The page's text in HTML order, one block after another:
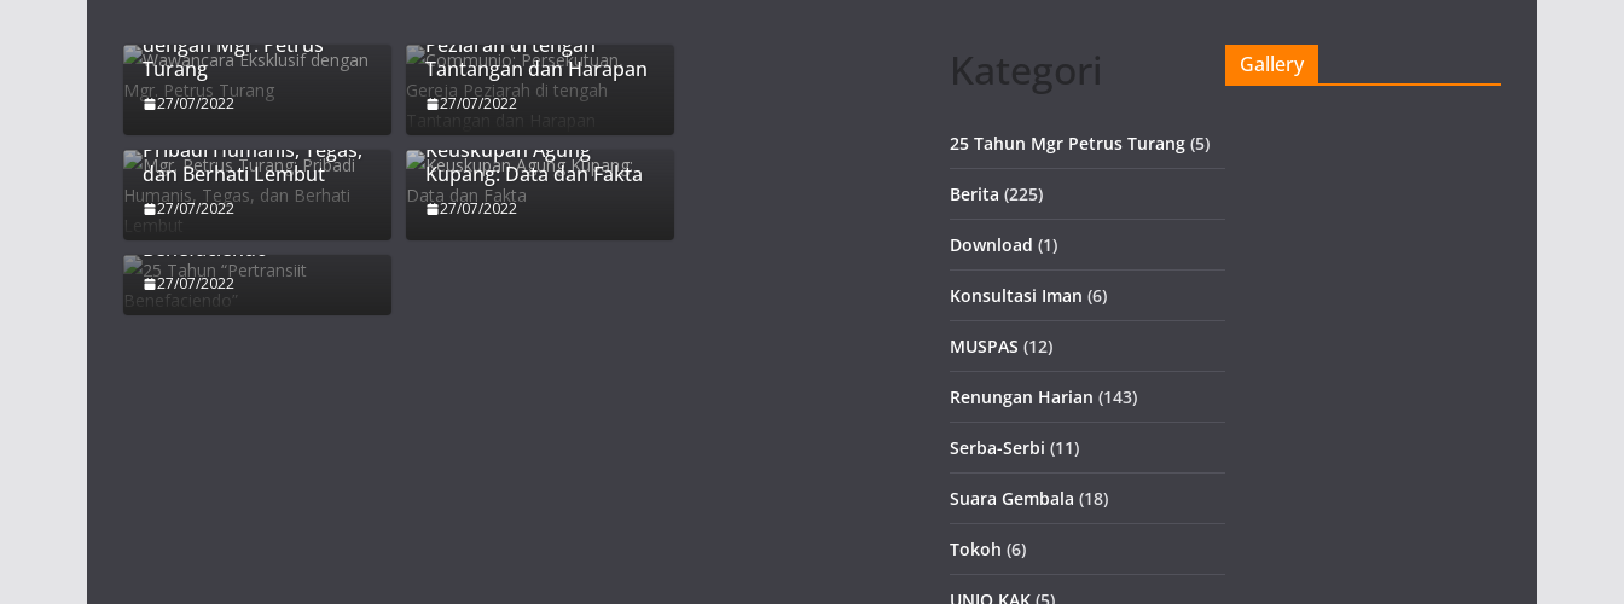
dengan Mgr. Petrus
Turang
27/07/2022
Peziarah di tengah
Tantangan dan Harapan
27/07/2022
Pribadi Humanis, Tegas,
dan Berhati Lembut
27/07/2022
Keuskupan Agung
Kupang: Data dan Fakta
27/07/2022
25 Tahun “Pertransiit
Benefaciendo”
27/07/2022
Kategori
25 Tahun Mgr Petrus Turang (5)
Berita (225)
Download (1)
Konsultasi Iman (6)
MUSPAS (12)
Renungan Harian (143)
Serba-Serbi (11)
Suara Gembala (18)
Tokoh (6)
Gallery